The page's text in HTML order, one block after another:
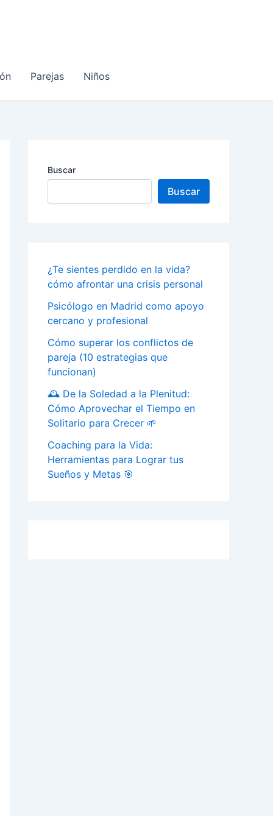
Parejas Niños
Buscar
Buscar
¿Te sientes perdido en la vida?
cómo afrontar una crisis personal
Psicólogo en Madrid como apoyo
cercano y profesional
Cómo superar los conflictos de
pareja (10 estrategias que
funcionan)
🕰️ De la Soledad a la Plenitud:
Cómo Aprovechar el Tiempo en
Solitario para Crecer 🌱
Coaching para la Vida:
Herramientas para Lograr tus
Sueños y Metas 🎯